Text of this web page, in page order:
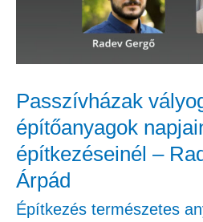
Passzívházak
építőanyagok
építkezéseinél –
Árpád
Építkezés természetes
építkezéseinél
–
Radev
Gergő,
Bíró
Árpád